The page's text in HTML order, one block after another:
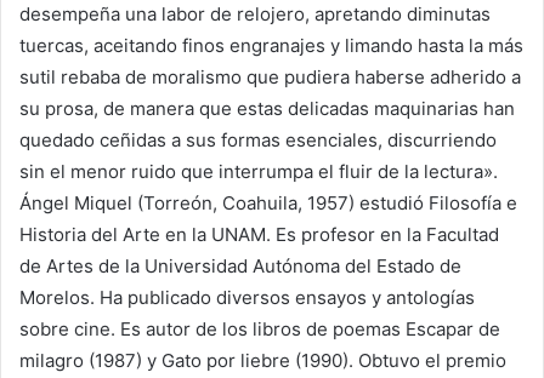
desempeña una labor de relojero, apretando diminutas
tuercas, aceitando finos engranajes y limando hasta la más
sutil rebaba de moralismo que pudiera haberse adherido a
su prosa, de manera que estas delicadas maquinarias han
quedado ceñidas a sus formas esenciales, discurriendo
sin el menor ruido que interrumpa el fluir de la lectura».
Ángel Miquel (Torreón, Coahuila, 1957) estudió Filosofía e
Historia del Arte en la UNAM. Es profesor en la Facultad
de Artes de la Universidad Autónoma del Estado de
Morelos. Ha publicado diversos ensayos y antologías
sobre cine. Es autor de los libros de poemas Escapar de
milagro (1987) y Gato por liebre (1990). Obtuvo el premio